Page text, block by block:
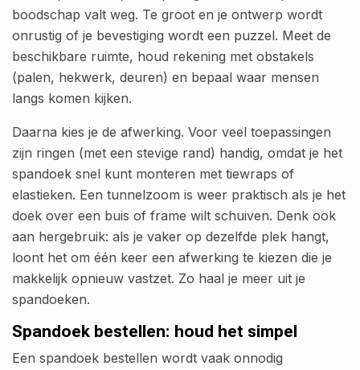
boodschap valt weg. Te groot en je ontwerp wordt
onrustig of je bevestiging wordt een puzzel. Meet de
beschikbare ruimte, houd rekening met obstakels
(palen, hekwerk, deuren) en bepaal waar mensen
langs komen kijken.
Daarna kies je de afwerking. Voor veel toepassingen
zijn ringen (met een stevige rand) handig, omdat je het
spandoek snel kunt monteren met tiewraps of
elastieken. Een tunnelzoom is weer praktisch als je het
doek over een buis of frame wilt schuiven. Denk ook
aan hergebruik: als je vaker op dezelfde plek hangt,
loont het om één keer een afwerking te kiezen die je
makkelijk opnieuw vastzet. Zo haal je meer uit je
spandoeken.
Spandoek bestellen: houd het simpel
Een spandoek bestellen wordt vaak onnodig